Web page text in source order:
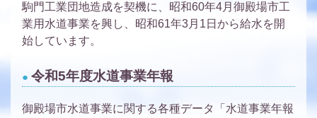
駒門工業団地造成を契機に、昭和60年4月御殿場市工
業用水道事業を興し、昭和61年3月1日から給水を開
始しています。
令和5年度水道事業年報
御殿場市水道事業に関する各種データ「水道事業年報